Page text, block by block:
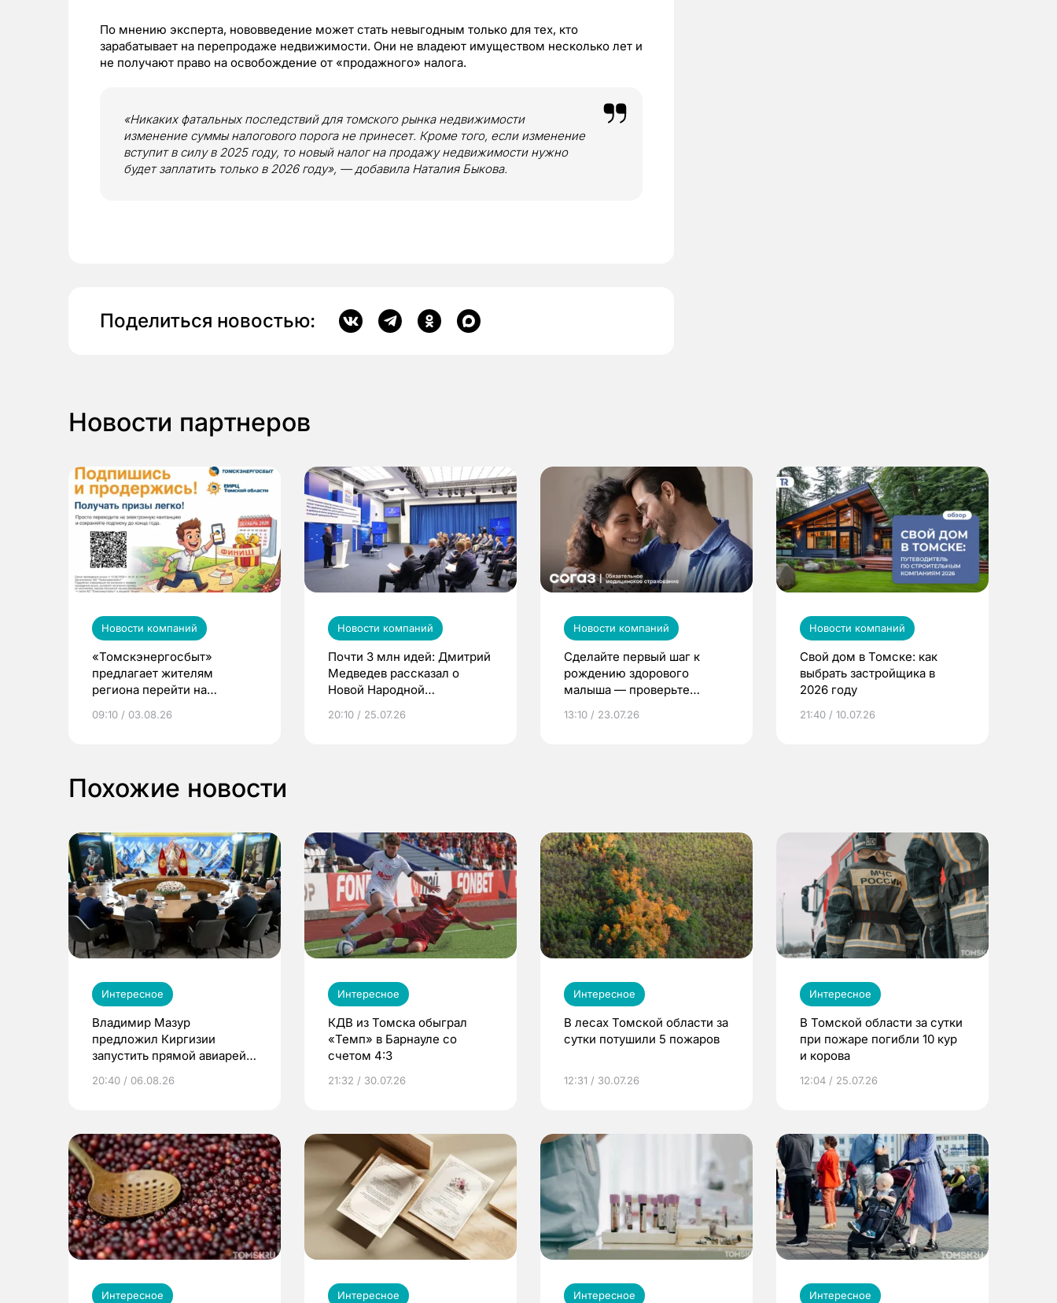
По мнению эксперта, нововведение может стать невыгодным только для тех, кто
зарабатывает на перепродаже недвижимости. Они не владеют имуществом несколько лет и
не получают право на освобождение от «продажного» налога.
«Никаких фатальных последствий для томского рынка недвижимости
изменение суммы налогового порога не принесет. Кроме того, если изменение
вступит в силу в 2025 году, то новый налог на продажу недвижимости нужно
будет заплатить только в 2026 году», — добавила Наталия Быкова.
Поделиться новостью:
Новости партнеров
Новости компаний
«Томскэнергосбыт»
предлагает жителям
региона перейти на
выиграть призы
09:10 / 03.08.26
Новости компаний
Почти 3 млн идей: Дмитрий
Медведев рассказал о
Новой Народной
20:10 / 25.07.26
Новости компаний
Сделайте первый шаг к
рождению здорового
малыша — проверьте
по ОМС!
13:10 / 23.07.26
Новости компаний
Свой дом в Томске: как
выбрать застройщика в
2026 году
21:40 / 10.07.26
Похожие новости
Интересное
Владимир Мазур
предложил Киргизии
запустить прямой авиарейс
20:40 / 06.08.26
Интересное
КДВ из Томска обыграл
«Темп» в Барнауле со
счетом 4:3
21:32 / 30.07.26
Интересное
В лесах Томской области за
сутки потушили 5 пожаров
12:31 / 30.07.26
Интересное
В Томской области за сутки
при пожаре погибли 10 кур
и корова
12:04 / 25.07.26
Интересное Интересное Интересное Интересное